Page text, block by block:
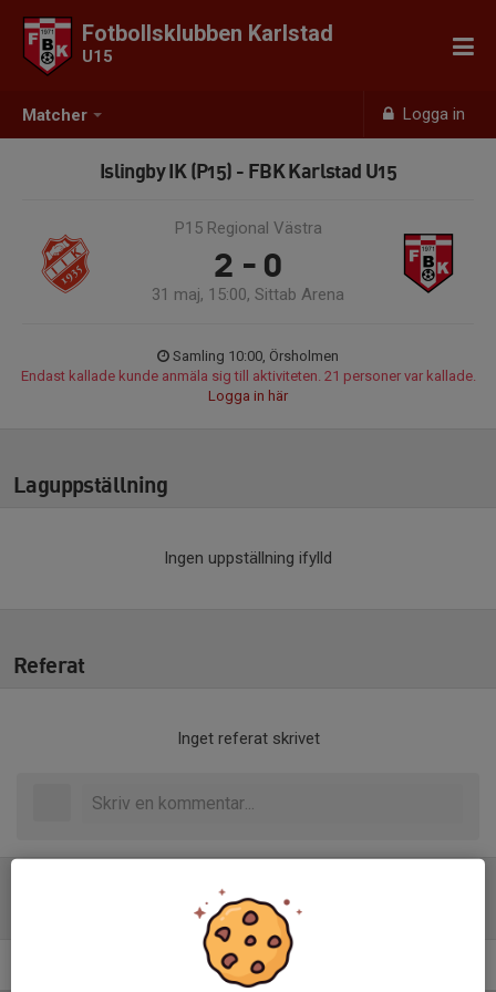
Matcher Logga in
Fotbollsklubben Karlstad
U15
Islingby IK (P15) - FBK Karlstad U15
P15 Regional Västra
2 - 0
31 maj, 15:00, Sittab Arena
Samling 10:00, Örsholmen
Endast kallade kunde anmäla sig till aktiviteten. 21 personer var kallade.
Logga in här
Laguppställning
Ingen uppställning ifylld
Referat
Inget referat skrivet